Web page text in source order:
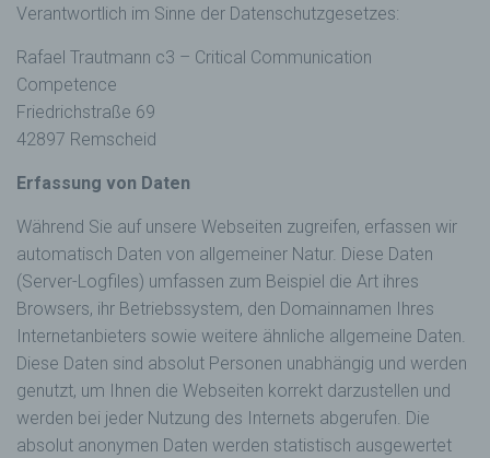
Verantwortlich im Sinne der Datenschutzgesetzes:
Rafael Trautmann c3 – Critical Communication
Competence
Friedrichstraße 69
42897 Remscheid
Erfassung von Daten
Während Sie auf unsere Webseiten zugreifen, erfassen wir
automatisch Daten von allgemeiner Natur. Diese Daten
(Server-Logfiles) umfassen zum Beispiel die Art ihres
Browsers, ihr Betriebssystem, den Domainnamen Ihres
Internetanbieters sowie weitere ähnliche allgemeine Daten.
Diese Daten sind absolut Personen unabhängig und werden
genutzt, um Ihnen die Webseiten korrekt darzustellen und
werden bei jeder Nutzung des Internets abgerufen. Die
absolut anonymen Daten werden statistisch ausgewertet